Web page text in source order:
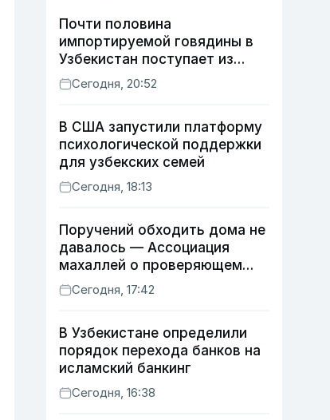
Почти половина
импортируемой говядины в
Узбекистан поступает из
Индии
Сегодня, 20:52
В США запустили платформу
психологической поддержки
для узбекских семей
Сегодня, 18:13
Поручений обходить дома не
давалось — Ассоциация
махаллей о проверяющем
хокиме
Сегодня, 17:42
В Узбекистане определили
порядок перехода банков на
исламский банкинг
Сегодня, 16:38